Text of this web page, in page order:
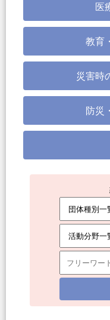
医
教育
災害時
防災